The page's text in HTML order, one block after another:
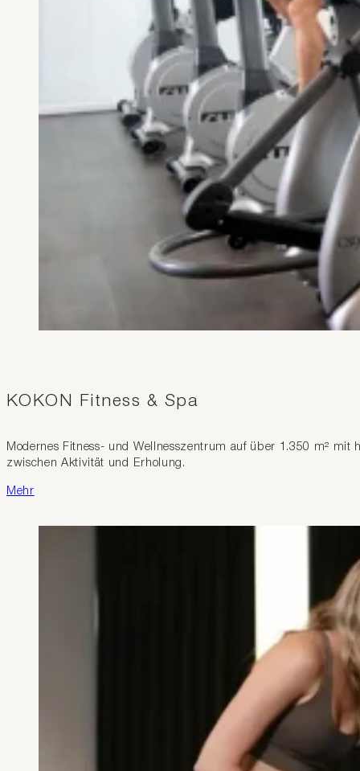
KOKON Fitness & Spa
Modernes Fitness- und Wellnesszentrum auf über 1.350 m²
zwischen Aktivität und Erholung.
Mehr